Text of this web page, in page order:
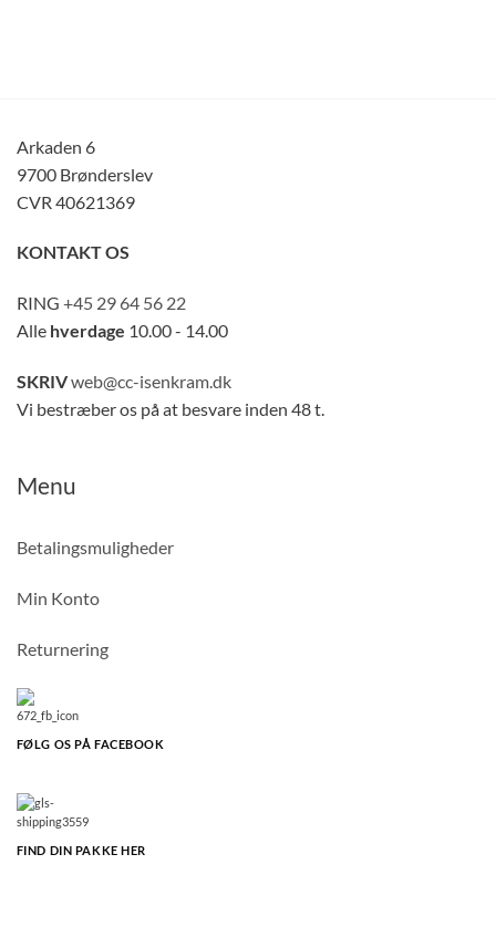
Arkaden 6
9700 Brønderslev
CVR 40621369
KONTAKT OS
RING +45 29 64 56 22
Alle hverdage 10.00 - 14.00
SKRIVweb@cc-isenkram.dk
Vi bestræber os på at besvare inden 48 t.
Menu
Betalingsmuligheder
Min Konto
Returnering
FØLG OS PÅ FACEBOOK
FIND DIN PAKKE HER